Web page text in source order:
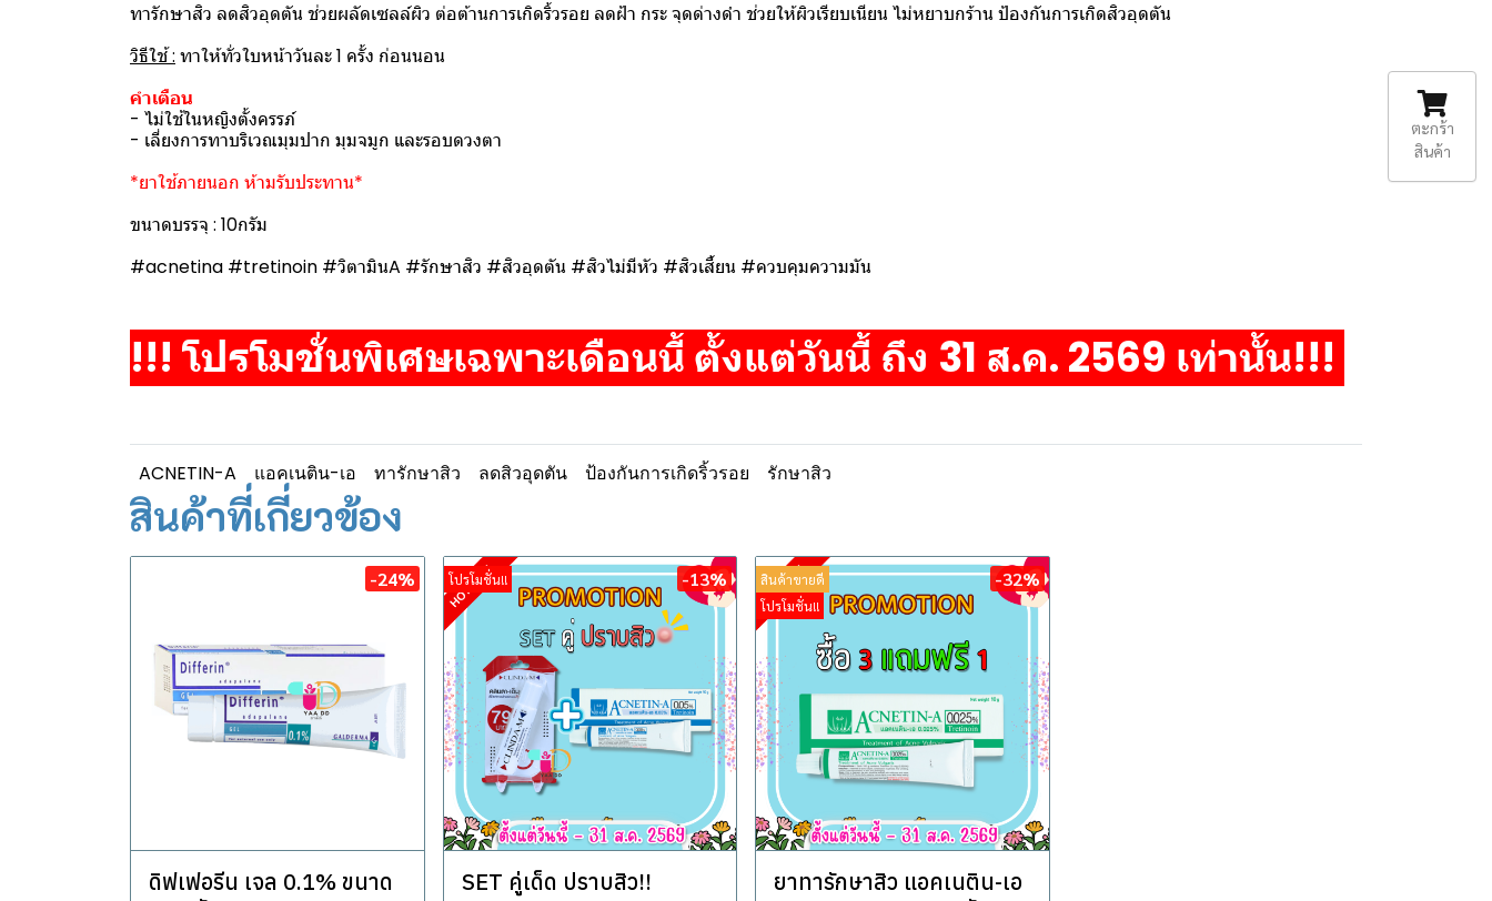
ทารักษาสิว ลดสิวอุดตัน ช่วยผลัดเซลล์ผิว ต่อต้านการเกิดริ้วรอย ลดฝ้า กระ จุดด่างดำ ช่วยให้ผิวเรียบเนียน ไม่หยาบกร้าน ป้องกันการเกิดสิวอุดตัน
วิธีใช้ : ทาให้ทั่วใบหน้าวันละ 1 ครั้ง ก่อนนอน
คำเตือน
- ไม่ใช้ในหญิงตั้งครรภ์
- เลี่ยงการทาบริเวณมุมปาก มุมจมูก และรอบดวงตา
*ยาใช้ภายนอก ห้ามรับประทาน*
ขนาดบรรจุ : 10กรัม
#acnetina #tretinoin #วิตามินA #รักษาสิว #สิวอุดตัน #สิวไม่มีหัว #สิวเสี้ยน #ควบคุมความมัน
!!! โปรโมชั่นพิเศษเฉพาะเดือนนี้ ตั้งแต่วันนี้ ถึง 31 ส.ค. 2569 เท่านั้น!!!
ACNETIN-A แอคเนติน-เอ ทารักษาสิว ลดสิวอุดตัน ป้องกันการเกิดริ้วรอย รักษาสิว
สินค้าที่เกี่ยวข้อง
-24%
ดิฟเฟอรีน เจล 0.1% ขนาด
โปรโมชั่น!! -13%
SET คู่เด็ด ปราบสิว!!
สินค้าขายดี
โปรโมชั่น!!
-32%
ยาทารักษาสิว แอคเนติน-เอ
ตะกร้า
สินค้า